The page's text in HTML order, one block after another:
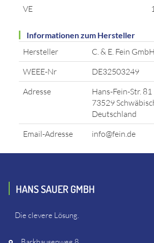
VE
Informationen zum Hersteller
Hersteller
C. & E. Fein GmbH
WEEE-Nr
DE32503249
Adresse
Hans-Fein-Str. 81
73529
Deutschland
Email-Adresse
info@fein.de
HANS SAUER GMBH
Die clevere Lösung.